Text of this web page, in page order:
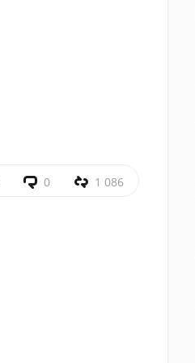
0 1 086